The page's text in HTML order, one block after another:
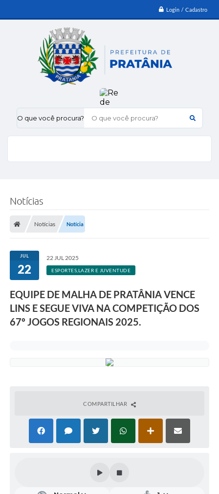
Login / Cadastro
O que você procura?
Notícias
Notícias Notícia
JUL
22
22 JUL 2025
ESPORTES,LAZER E JUVENTUDE
EQUIPE DE MALHA DE PRATÂNIA VENCE
LINS E SEGUE VIVA NA COMPETIÇÃO DOS
67º JOGOS REGIONAIS 2025.
COMPARTILHAR